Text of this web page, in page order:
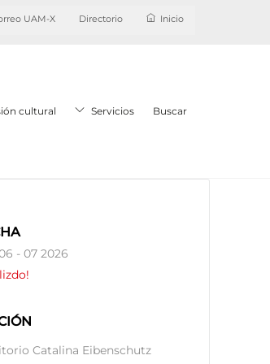
UAM-X Directorio Inicio
cultural Servicios Buscar
- 07 2026
Catalina Eibenschutz